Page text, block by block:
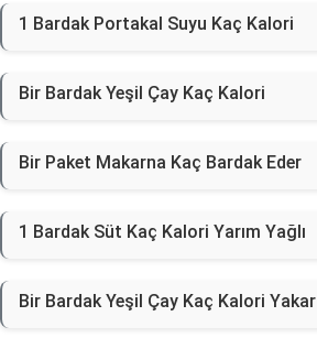
1 Bardak Portakal Suyu Kaç Kalori
Bir Bardak Yeşil Çay Kaç Kalori
Bir Paket Makarna Kaç Bardak Eder
1 Bardak Süt Kaç Kalori Yarım Yağlı
Bir Bardak Yeşil Çay Kaç Kalori Yakar